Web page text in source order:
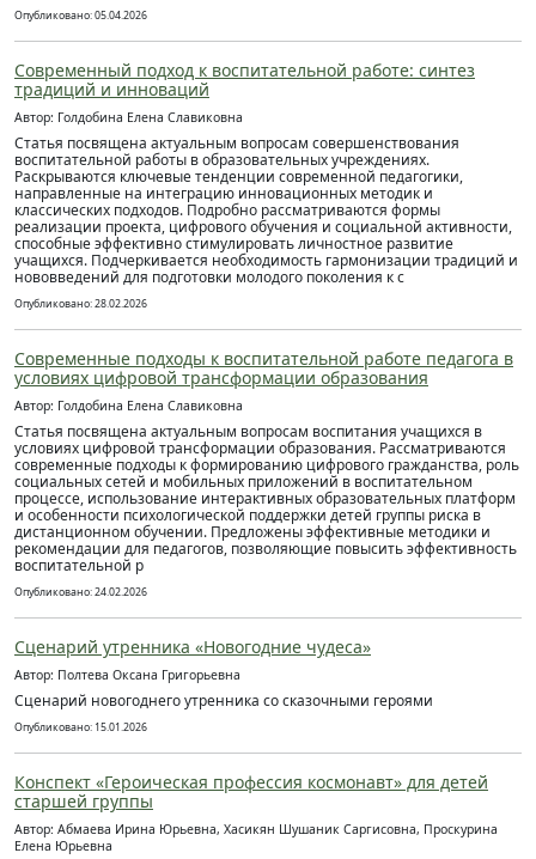
Опубликовано: 05.04.2026
Современный подход к воспитательной работе: синтез
традиций и инноваций
Автор: Голдобина Елена Славиковна
Статья посвящена актуальным вопросам совершенствования
воспитательной работы в образовательных учреждениях.
Раскрываются ключевые тенденции современной педагогики,
направленные на интеграцию инновационных методик и
классических подходов. Подробно рассматриваются формы
реализации проекта, цифрового обучения и социальной активности,
способные эффективно стимулировать личностное развитие
учащихся. Подчеркивается необходимость гармонизации традиций и
нововведений для подготовки молодого поколения к с
Опубликовано: 28.02.2026
Современные подходы к воспитательной работе педагога в
условиях цифровой трансформации образования
Автор: Голдобина Елена Славиковна
Статья посвящена актуальным вопросам воспитания учащихся в
условиях цифровой трансформации образования. Рассматриваются
современные подходы к формированию цифрового гражданства, роль
социальных сетей и мобильных приложений в воспитательном
процессе, использование интерактивных образовательных платформ
и особенности психологической поддержки детей группы риска в
дистанционном обучении. Предложены эффективные методики и
рекомендации для педагогов, позволяющие повысить эффективность
воспитательной р
Опубликовано: 24.02.2026
Сценарий утренника «Новогодние чудеса»
Автор: Полтева Оксана Григорьевна
Сценарий новогоднего утренника со сказочными героями
Опубликовано: 15.01.2026
Конспект «Героическая профессия космонавт» для детей
старшей группы
Автор: Абмаева Ирина Юрьевна, Хасикян Шушаник Саргисовна, Проскурина
Елена Юрьевна